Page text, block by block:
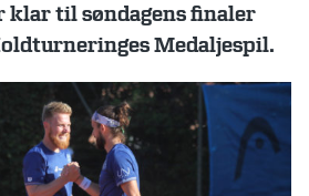
klar til søndagens finaler
Medaljespil.